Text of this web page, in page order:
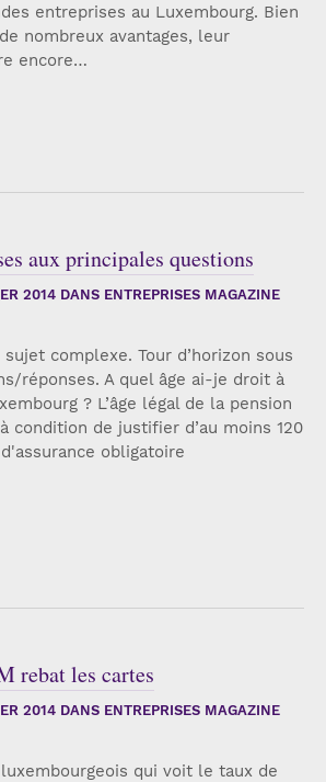
entreprises au Luxembourg. Bien
nombreux avantages, leur
encore…
aux principales questions
2014 DANS ENTREPRISES MAGAZINE
complexe. Tour d’horizon sous
réponses. A quel âge ai-je droit à
? L’âge légal de la pension
condition de justifier d’au moins 120
obligatoire
rebat les cartes
2014 DANS ENTREPRISES MAGAZINE
luxembourgeois qui voit le taux de